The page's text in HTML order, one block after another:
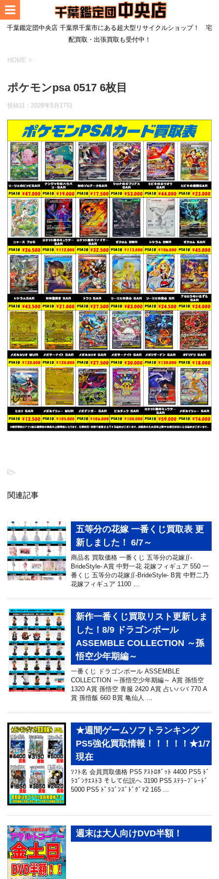
千葉鑑定団中央店 千葉県千葉市にある超大型リサイクルショップ！ 宅
配買取・出張買取も受付中！
HOME >
ポケモンpsa 0517 6枚目
投稿日： 2026年5月17日
-
関連記事
五等分の花嫁 一番くじ買取表 更
新しました！ 6/7～
商品名 買取価格 一番くじ 五等分の花嫁∬-
BrideStyle- A賞 中野一花 花嫁フィギュア 550 一
番くじ 五等分の花嫁∬-BrideStyle- B賞 中野二乃
花嫁フィギュア 1100 …
新作一番くじ買取リスト更新しま
した！8/9 ドラゴンボール
ASSEMBLE COLLECTION ～孫
悟空少年期編～
一番くじ ドラゴンボール ASSEMBLE
COLLECTION ～孫悟空少年期編～ A賞 孫悟空
1320 A賞 孫悟空 青服 2420 A賞 占いババ 770 A
賞 孫悟飯 660 B賞 亀仙人 …
★週間ゲームソフトランキング
PS5強化買取情報！！！！！★1/7
現在
ｿﾌﾄ名 会員買取価格 PS5 ｱｽﾄﾛﾎﾞｯﾄ 4400 PS5 ﾄﾞ
ﾗｺﾞﾝｸｴｽﾄ3 そして伝説へ 3190 PS5 ｽﾃﾗｰﾌﾞﾚｰﾄﾞ
5000 PS5 ﾄﾞﾗｺﾞﾝｽﾞﾄﾞｸﾞﾏ2 165 …
週末は大人向けDVD半額！